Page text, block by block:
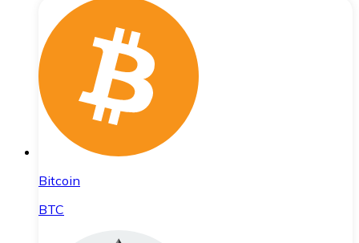
Bitcoin
BTC